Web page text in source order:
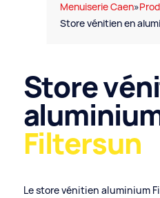
Menuiserie Caen»
Store vénitien en
Store
Filtersun
Le store vénitien aluminium